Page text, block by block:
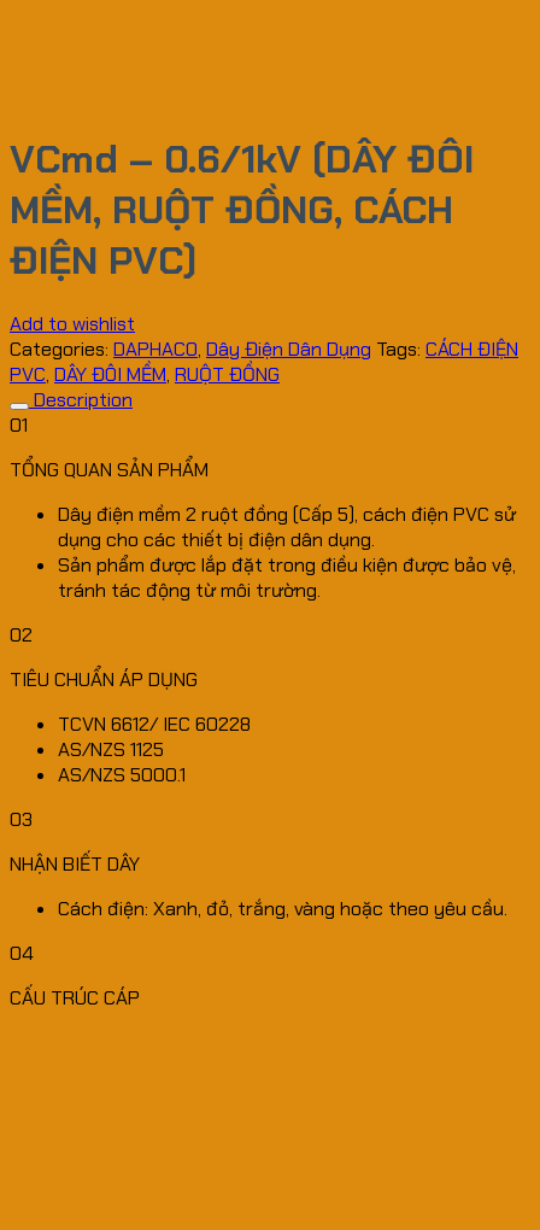
VCmd – 0.6/1kV (DÂY ĐÔI
MỀM, RUỘT ĐỒNG, CÁCH
ĐIỆN PVC)
Add to wishlist
Categories: DAPHACO, Dây Điện Dân Dụng Tags: CÁCH ĐIỆN
PVC, DÂY ĐÔI MỀM, RUỘT ĐỒNG
Description
01
TỔNG QUAN SẢN PHẨM
Dây điện mềm 2 ruột đồng (Cấp 5), cách điện PVC sử
dụng cho các thiết bị điện dân dụng.
Sản phẩm được lắp đặt trong điều kiện được bảo vệ,
tránh tác động từ môi trường.
02
TIÊU CHUẨN ÁP DỤNG
TCVN 6612/ IEC 60228
AS/NZS 1125
AS/NZS 5000.1
03
NHẬN BIẾT DÂY
Cách điện: Xanh, đỏ, trắng, vàng hoặc theo yêu cầu.
04
CẤU TRÚC CÁP